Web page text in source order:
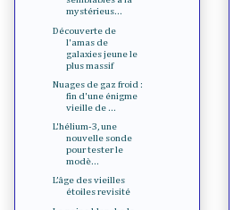
mystérieus...
Découverte de
l'amas de
galaxies jeune le
plus massif
Nuages de gaz froid :
fin d'une énigme
vieille de ...
L'hélium-3, une
nouvelle sonde
pour tester le
modè...
L’âge des vieilles
étoiles revisité